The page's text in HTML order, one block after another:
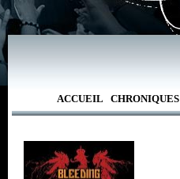
ACCUEIL CHRONIQUES